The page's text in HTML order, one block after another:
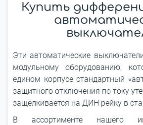
Купить
Эти автоматические
модульному оборудованию,
едином корпусе стандартный
защитного отключения по току
защелкивается на ДИН рейку в
В ассортименте нашего